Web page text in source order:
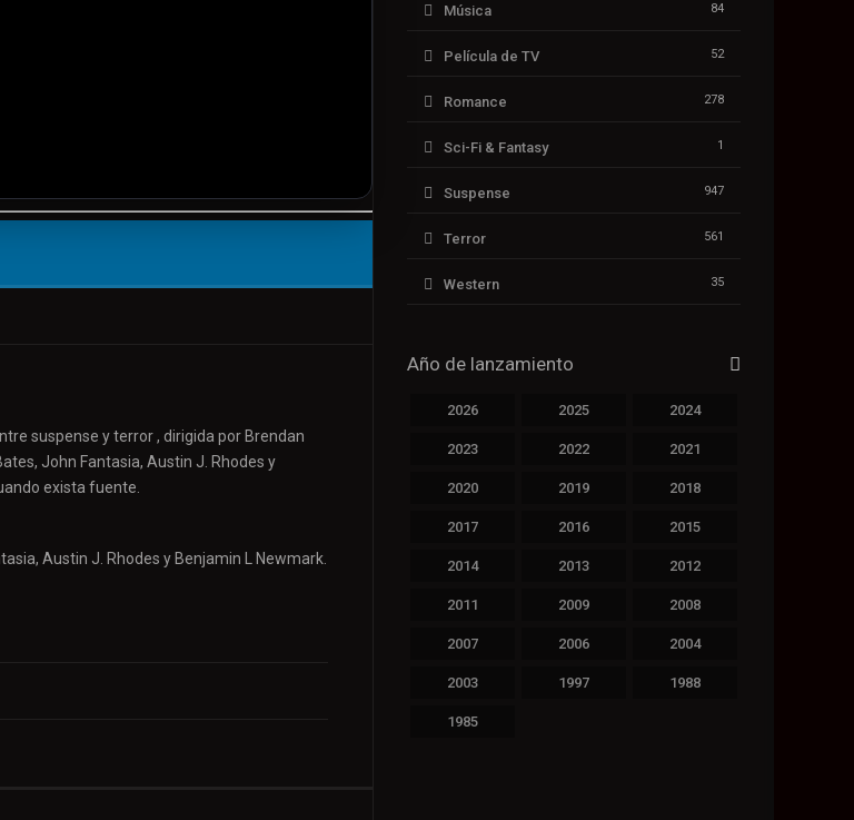
suspense y terror , dirigida por Brendan
John Fantasia, Austin J. Rhodes y
exista fuente.
Austin J. Rhodes y Benjamin L Newmark.
Música 84
Película de TV 52
Romance 278
Sci-Fi & Fantasy 1
Suspense 947
Terror 561
Western 35
Año de lanzamiento
2026 2025 2024
2023 2022 2021
2020 2019 2018
2017 2016 2015
2014 2013 2012
2011 2009 2008
2007 2006 2004
2003 1997 1988
1985